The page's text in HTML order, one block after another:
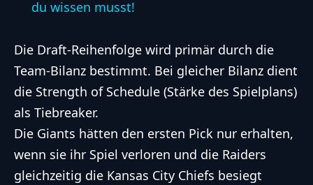
du wissen musst!
Die Draft-Reihenfolge wird primär durch die
Team-Bilanz bestimmt. Bei gleicher Bilanz dient
die Strength of Schedule (Stärke des Spielplans)
als Tiebreaker.
Die Giants hätten den ersten Pick nur erhalten,
wenn sie ihr Spiel verloren und die Raiders
gleichzeitig die Kansas City Chiefs besiegt